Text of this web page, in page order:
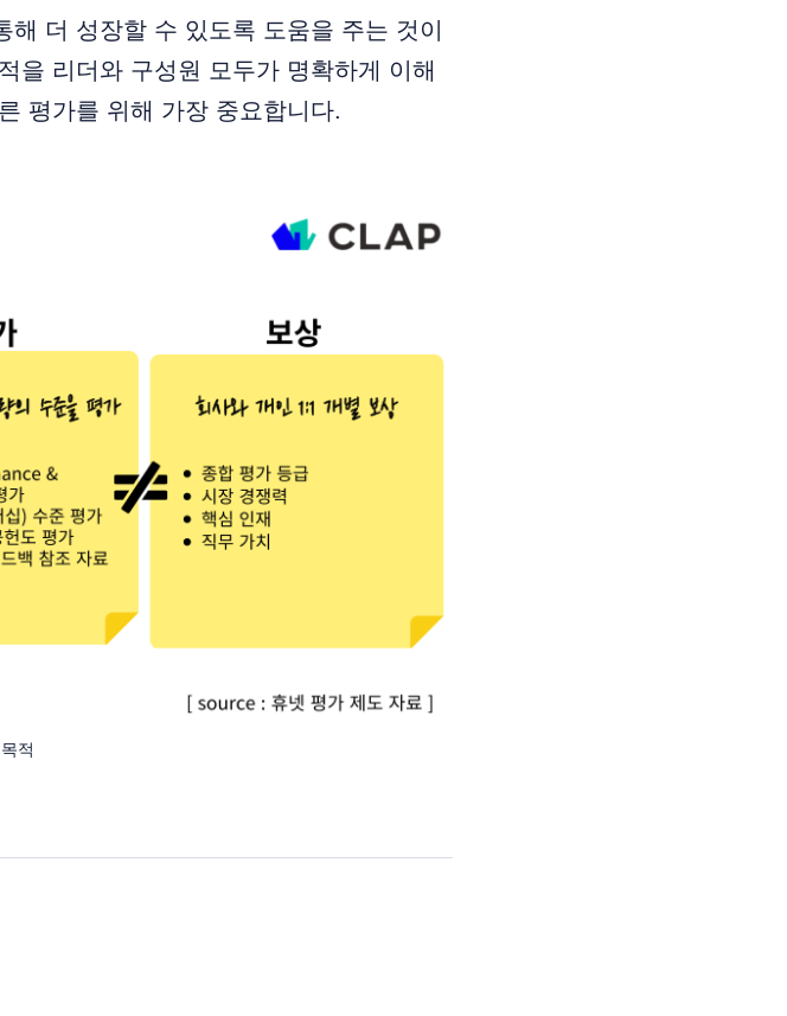
더 성장할 수 있도록 도움을 주는 것이
을 리더와 구성원 모두가 명확하게 이해
평가를 위해 가장 중요합니다.
적